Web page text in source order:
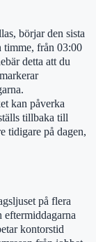
börjar den sista
timme, från 03:00
detta att du
kan påverka
tillbaka till
tidigare på dagen,
på flera
eftermiddagarna
kontorstid